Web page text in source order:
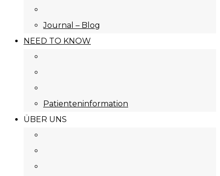
Journal – Blog
NEED TO KNOW
Patienteninformation
ÜBER UNS